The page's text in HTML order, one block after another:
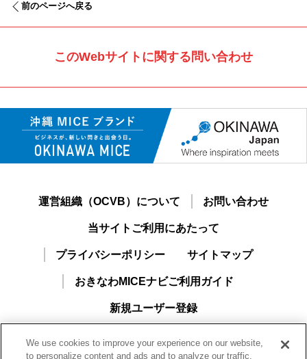
前のページへ戻る
このWebサイトに関する問い合わせ
運営組織（OCVB）について お問い合わせ
当サイトご利用にあたって
プライバシーポリシー サイトマップ
おきなわMICEナビご利用ガイド
新規ユーザー登録
We use cookies to improve your experience on our website,
to personalize content and ads and to analyze our traffic.